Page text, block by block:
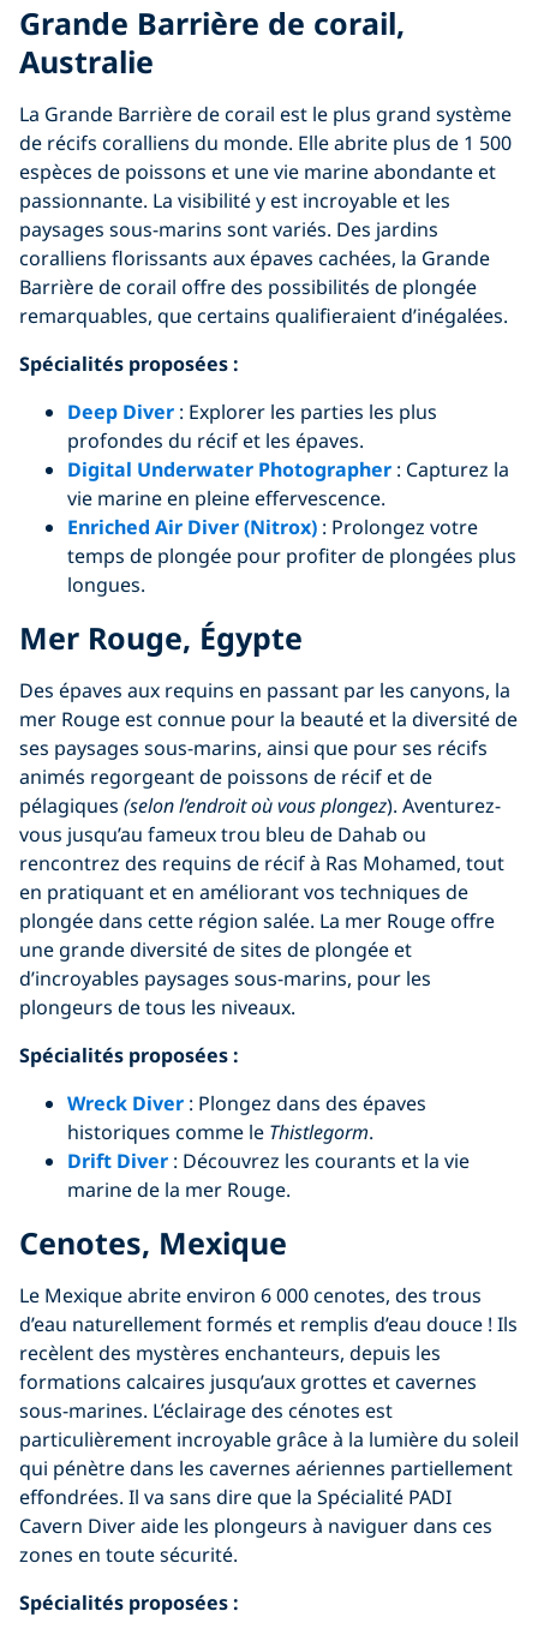
Grande Barrière de corail,
Australie
La Grande Barrière de corail est le plus grand système
de récifs coralliens du monde. Elle abrite plus de 1 500
espèces de poissons et une vie marine abondante et
passionnante. La visibilité y est incroyable et les
paysages sous-marins sont variés. Des jardins
coralliens florissants aux épaves cachées, la Grande
Barrière de corail offre des possibilités de plongée
remarquables, que certains qualifieraient d’inégalées.
Spécialités proposées :
Deep Diver : Explorer les parties les plus
profondes du récif et les épaves.
Digital Underwater Photographer : Capturez la
vie marine en pleine effervescence.
Enriched Air Diver (Nitrox) : Prolongez votre
temps de plongée pour profiter de plongées plus
longues.
Mer Rouge, Égypte
Des épaves aux requins en passant par les canyons, la
mer Rouge est connue pour la beauté et la diversité de
ses paysages sous-marins, ainsi que pour ses récifs
animés regorgeant de poissons de récif et de
pélagiques (selon l’endroit où vous plongez). Aventurez-
vous jusqu’au fameux trou bleu de Dahab ou
rencontrez des requins de récif à Ras Mohamed, tout
en pratiquant et en améliorant vos techniques de
plongée dans cette région salée. La mer Rouge offre
une grande diversité de sites de plongée et
d’incroyables paysages sous-marins, pour les
plongeurs de tous les niveaux.
Spécialités proposées :
Wreck Diver : Plongez dans des épaves
historiques comme le Thistlegorm.
Drift Diver : Découvrez les courants et la vie
marine de la mer Rouge.
Cenotes, Mexique
Le Mexique abrite environ 6 000 cenotes, des trous
d’eau naturellement formés et remplis d’eau douce ! Ils
recèlent des mystères enchanteurs, depuis les
formations calcaires jusqu’aux grottes et cavernes
sous-marines. L’éclairage des cénotes est
particulièrement incroyable grâce à la lumière du soleil
qui pénètre dans les cavernes aériennes partiellement
effondrées. Il va sans dire que la Spécialité PADI
Cavern Diver aide les plongeurs à naviguer dans ces
zones en toute sécurité.
Spécialités proposées :